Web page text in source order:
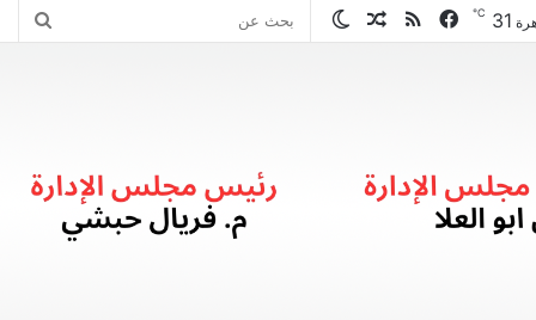
الوضع مقال ملخص
فيسبوك 31
℃